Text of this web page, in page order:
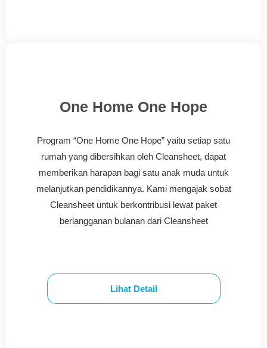
One Home One Hope
Program “One Home One Hope” yaitu setiap satu
rumah yang dibersihkan oleh Cleansheet, dapat
memberikan harapan bagi satu anak muda untuk
melanjutkan pendidikannya. Kami mengajak sobat
Cleansheet untuk berkontribusi lewat paket
berlangganan bulanan dari Cleansheet
Lihat Detail